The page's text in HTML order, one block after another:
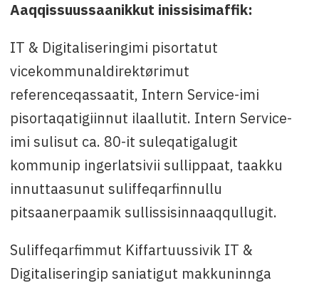
Aaqqissuussaanikkut inissisimaffik:
IT & Digitaliseringimi pisortatut
vicekommunaldirektørimut
referenceqassaatit, Intern Service-imi
pisortaqatigiinnut ilaallutit. Intern Service-
imi sulisut ca. 80-it suleqatigalugit
kommunip ingerlatsivii sullippaat, taakku
innuttaasunut suliffeqarfinnullu
pitsaanerpaamik sullissisinnaaqqullugit.
Suliffeqarfimmut Kiffartuussivik IT &
Digitaliseringip saniatigut makkuninnga